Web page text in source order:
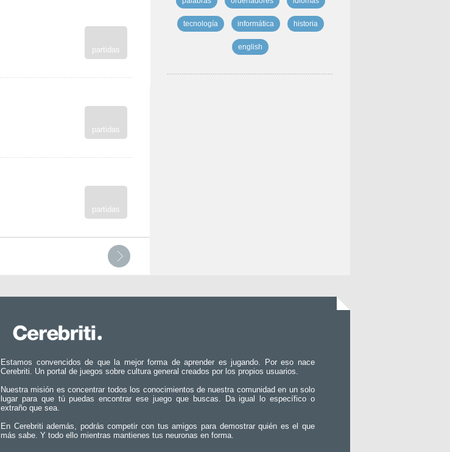
partidas
partidas
partidas
tecnología informática historia
english
Estamos convencidos de que la mejor forma de aprender es jugando. Por eso nace
Cerebriti. Un portal de juegos sobre cultura general creados por los propios usuarios.
Nuestra misión es concentrar todos los conocimientos de nuestra comunidad en un solo
lugar para que tú puedas encontrar ese juego que buscas. Da igual lo específico o
extraño que sea.
En Cerebriti además, podrás competir con tus amigos para demostrar quién es el que
más sabe. Y todo ello mientras mantienes tus neuronas en forma.